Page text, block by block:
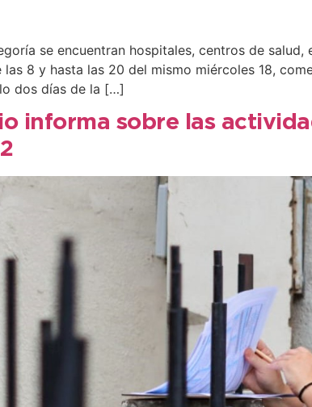
se encuentran hospitales, centros de
las 8 y hasta las 20 del mismo miércoles 18,
dos días de la […]
informa sobre las